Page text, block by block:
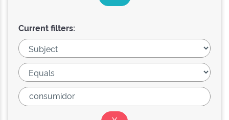
Current filters: